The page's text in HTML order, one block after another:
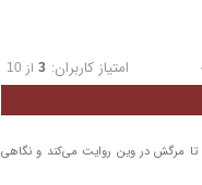
امتیاز کاربران: 3 از 10
تا مرگش در وین روایت می‌کند و نگاهی